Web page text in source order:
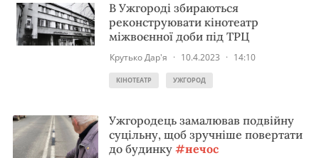
В Ужгороді збираються
реконструювати кінотеатр
міжвоєнної доби під ТРЦ
Крутько Дар'я · 10.4.2023 · 14:10
КІНОТЕАТР УЖГОРОД
Ужгородець замалював подвійну
суцільну, щоб зручніше повертати
до будинку #нечос